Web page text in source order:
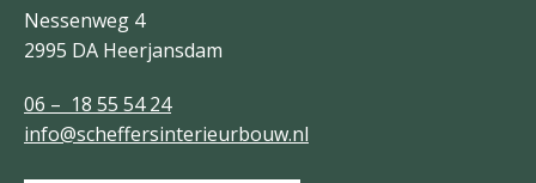
Nessenweg 4
2995 DA Heerjansdam
06 – 18 55 54 24
info@scheffersinterieurbouw.nl